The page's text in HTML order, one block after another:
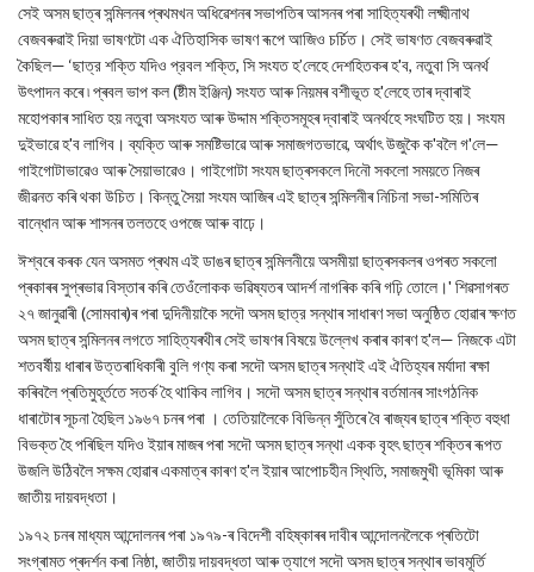
সেই অসম ছাত্ৰ সন্মিলনৰ প্ৰথমখন অধিৱেশনৰ সভাপতিৰ আসনৰ পৰা সাহিত্যৰথী লক্ষ্মীনাথ
বেজবৰুৱাই দিয়া ভাষণটো এক ঐতিহাসিক ভাষণ ৰূপে আজিও চর্চিত। সেই ভাষণত বেজবৰুৱাই
কৈছিল— ‘ছাত্র শক্তি যদিও প্রবল শক্তি, সি সংযত হ’লেহে দেশহিতকৰ হ'ব, নতুবা সি অনর্থ
উৎপাদন কৰে ৷ প্ৰবল ভাপ কল (ষ্টীম ইঞ্জিন) সংযত আৰু নিয়মৰ বশীভূত হ'লেহে তাৰ দ্বাৰাই
মহোপকাৰ সাধিত হয় নতুবা অসংযত আৰু উদ্দাম শক্তিসমূহৰ দ্বাৰাই অনৰ্থহে সংঘটিত হয়। সংযম
দুইভাৱে হ'ব লাগিব। ব্যক্তি আৰু সমষ্টিভাৱে আৰু সমাজগতভাৱে, অর্থাৎ উজুকৈ ক'বলৈ গ'লে—
গাইগোটাভাৱেও আৰু সৈয়াভাৱেও। গাইগোটা সংযম ছাত্ৰসকলে দিনৌ সকলো সময়তে নিজৰ
জীৱনত কৰি থকা উচিত। কিন্তু সৈয়া সংযম আজিৰ এই ছাত্ৰ সন্মিলনীৰ নিচিনা সভা-সমিতিৰ
বান্ধোন আৰু শাসনৰ তলতহে ওপজে আৰু বাঢ়ে।
ঈশ্বৰে কৰক যেন অসমত প্ৰথম এই ডাঙৰ ছাত্ৰ সন্মিলনীয়ে অসমীয়া ছাত্ৰসকলৰ ওপৰত সকলো
প্ৰকাৰৰ সুপ্ৰভাৱ বিস্তাৰ কৰি তেওঁলোকক ভৱিষ্যতৰ আদৰ্শ নাগৰিক কৰি গঢ়ি তোলে।' শিৱসাগৰত
২৭ জানুৱাৰী (সোমবাৰ)ৰ পৰা দুদিনীয়াকৈ সদৌ অসম ছাত্র সন্থাৰ সাধাৰণ সভা অনুষ্ঠিত হোৱাৰ ক্ষণত
অসম ছাত্ৰ সন্মিলনৰ লগতে সাহিত্যৰথীৰ সেই ভাষণৰ বিষয়ে উল্লেখ কৰাৰ কাৰণ হ'ল— নিজকে এটা
শতবর্ষীয় ধাৰাৰ উত্তৰাধিকাৰী বুলি গণ্য কৰা সদৌ অসম ছাত্ৰ সন্থাই এই ঐতিহ্যৰ মৰ্যাদা ৰক্ষা
কৰিবলৈ প্ৰতিমুহূৰ্ততে সতৰ্ক হৈ থাকিব লাগিব। সদৌ অসম ছাত্ৰ সন্থাৰ বৰ্তমানৰ সাংগঠনিক
ধাৰাটোৰ সূচনা হৈছিল ১৯৬৭ চনৰ পৰা । তেতিয়ালৈকে বিভিন্ন সুঁতিৰে বৈ ৰাজ্যৰ ছাত্ৰ শক্তি বহুধা
বিভক্ত হৈ পৰিছিল যদিও ইয়াৰ মাজৰ পৰা সদৌ অসম ছাত্ৰ সন্থা একক বৃহৎ ছাত্ৰ শক্তিৰ ৰূপত
উজলি উঠিবলৈ সক্ষম হোৱাৰ একমাত্ৰ কাৰণ হ'ল ইয়াৰ আপোচহীন স্থিতি, সমাজমুখী ভূমিকা আৰু
জাতীয় দায়বদ্ধতা।
১৯৭২ চনৰ মাধ্যম আন্দোলনৰ পৰা ১৯৭৯-ৰ বিদেশী বহিষ্কাৰৰ দাবীৰ আন্দোলনলৈকে প্ৰতিটো
সংগ্ৰামত প্ৰদৰ্শন কৰা নিষ্ঠা, জাতীয় দায়বদ্ধতা আৰু ত্যাগে সদৌ অসম ছাত্ৰ সন্থাৰ ভাবমূর্তি